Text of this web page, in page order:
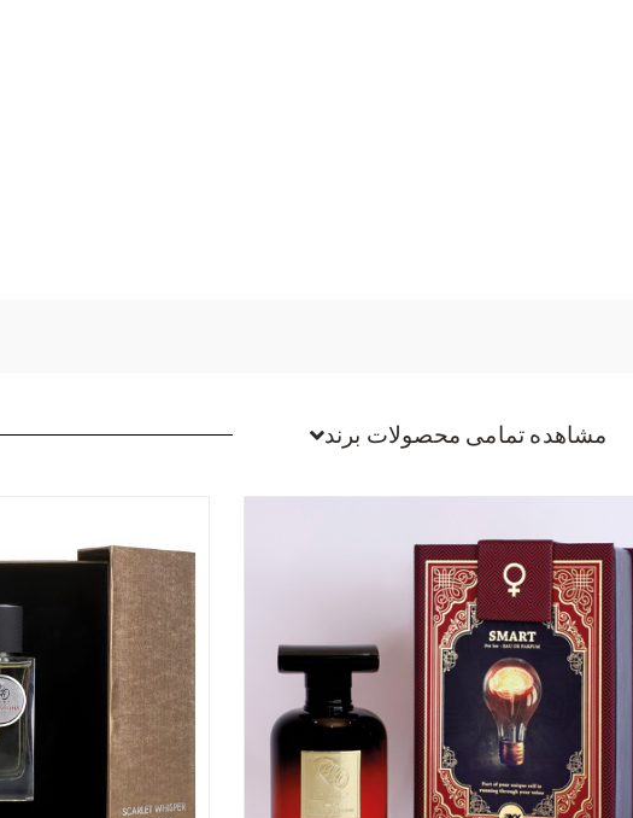
مشاهده تمامی محصولات برند